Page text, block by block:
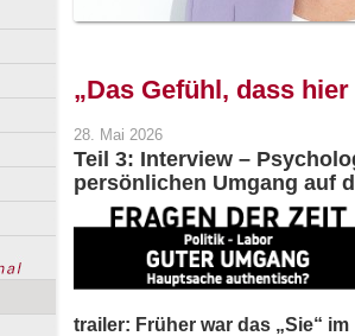
„Das Gefühl, dass
28. Mai 2026
Teil 3: Interview –
persönlichen Umgang auf
trailer: Früher war das „Sie“